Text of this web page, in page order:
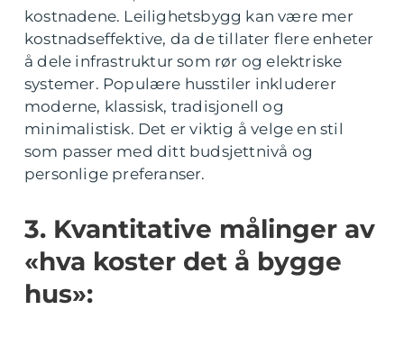
kostnadene. Leilighetsbygg kan være mer
kostnadseffektive, da de tillater flere enheter
å dele infrastruktur som rør og elektriske
systemer. Populære husstiler inkluderer
moderne, klassisk, tradisjonell og
minimalistisk. Det er viktig å velge en stil
som passer med ditt budsjettnivå og
personlige preferanser.
3. Kvantitative målinger av
«hva koster det å bygge
hus»: